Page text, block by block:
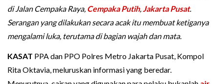
di Jalan Cempaka Raya, Cempaka Putih, Jakarta Pusat.
Serangan yang dilakukan secara acak itu membuat ketiganya
mengalami luka, terutama di bagian wajah dan mata.
KASAT PPA dan PPO Polres Metro Jakarta Pusat, Kompol
Rita Oktavia, meluruskan informasi yang beredar.